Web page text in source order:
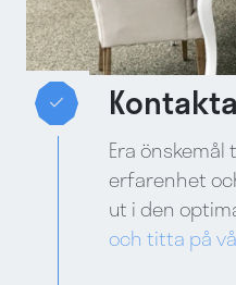
Era
erfarenhet
ut i den
och titta på